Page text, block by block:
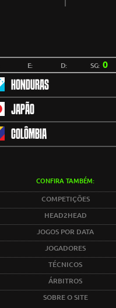
E: D: SG: 0
HONDURAS
JAPÃO
COLÔMBIA
CONFIRA TAMBÉM:
COMPETIÇÕES
HEAD2HEAD
JOGOS POR DATA
JOGADORES
TÉCNICOS
ÁRBITROS
SOBRE O SITE